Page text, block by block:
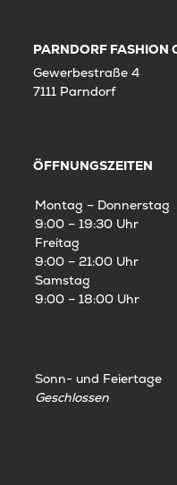
PARNDORF FASHION
Gewerbestraße 4
7111 Parndorf
ÖFFNUNGSZEITEN
Montag – Donnerstag
9:00 – 19:30 Uhr
Freitag
9:00 – 21:00 Uhr
Samstag
9:00 – 18:00 Uhr
Sonn- und Feiertage
Geschlossen